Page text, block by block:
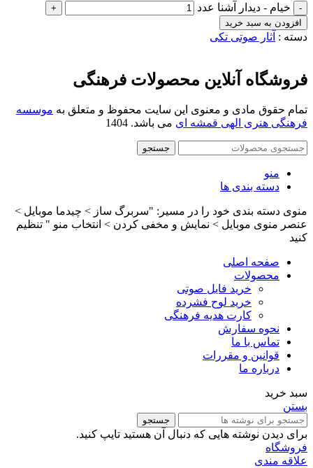
خیام - دیدار آشنا عدد
افزودن به سبد خرید
دسته : آثار صوتی تکی
فروشگاه آنلاین محصولات فرهنگی
تمام حقوق مادی و معنوی این سایت محفوظ و متعلق به موسسه
فرهنگی هنری الهی قمشه ای می باشد. 1404
جستجو
منو
دسته بندی ها
منوی دسته بندی خود را در مسیر: "سربرگ ساز > چیدما موبایل >
عنصر منوی موبایل > نمایش و مخفی کردن > انتخاب منو " تنظیم
کنید
صفحه اصلی
محصولات
خرید فایل صوتی
خرید لوح فشرده
کارت هدیه فرهنگی
نحوه سفارش
تماس با ما
قوانین و مقررات
درباره ما
سبد خرید
بستن
جستجو
برای دیدن نوشته هایی که دنبال آن هستید تایپ کنید.
فروشگاه
علاقه مندی